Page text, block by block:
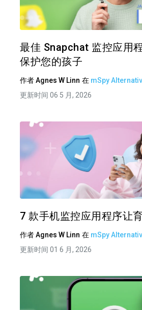
最佳 Snapchat 监控应用
保护您的孩子
作者Agnes W Linn 在 mSpy
更新时间 06 5 月, 2026
7 款手机监控应用程序让
作者Agnes W Linn 在 mSpy
更新时间 01 6 月, 2026